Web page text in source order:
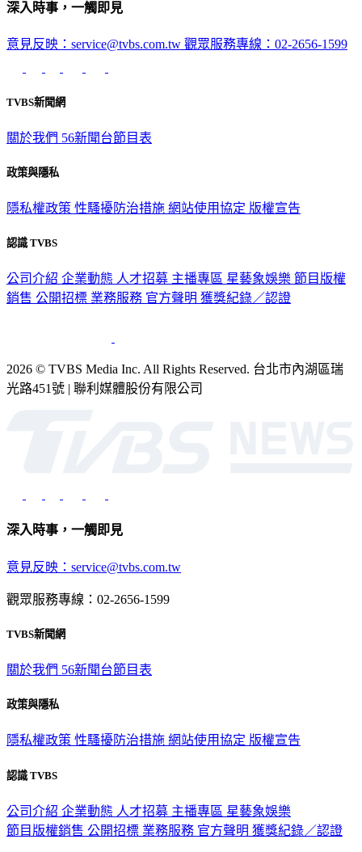
深入時事，一觸即見
意見反映：service@tvbs.com.tw 觀眾服務專線：02-2656-1599
TVBS新聞網
關於我們 56新聞台節目表
政策與隱私
隱私權政策 性騷擾防治措施 網站使用協定 版權宣告
認識 TVBS
公司介紹 企業動態 人才招募 主播專區 星藝象娛樂 節目版權
銷售 公開招標 業務服務 官方聲明 獲獎紀錄／認證
2026 © TVBS Media Inc. All Rights Reserved. 台北市內湖區瑞
光路451號 | 聯利媒體股份有限公司
深入時事，一觸即見
意見反映：service@tvbs.com.tw
觀眾服務專線：02-2656-1599
TVBS新聞網
關於我們 56新聞台節目表
政策與隱私
隱私權政策 性騷擾防治措施 網站使用協定 版權宣告
認識 TVBS
公司介紹 企業動態 人才招募 主播專區 星藝象娛樂
節目版權銷售 公開招標 業務服務 官方聲明 獲獎紀錄／認證